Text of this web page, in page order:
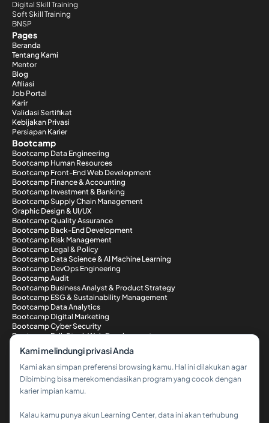
Digital Skill Training
Soft Skill Training
BNSP
Pages
Beranda
Tentang Kami
Mentor
Blog
Afiliasi
Job Portal
Karir
Validasi Sertifikat
Kebijakan Privasi
Persiapan Karier
Bootcamp
Bootcamp Data Engineering
Bootcamp Human Resources
Bootcamp Front-End Web Development
Bootcamp Finance & Accounting
Bootcamp Investment & Banking
Bootcamp Supply Chain Management
Graphic Design & UI/UX
Bootcamp Quality Assurance
Bootcamp Back-End Development
Bootcamp Risk Management
Bootcamp Legal & Policy
Bootcamp Data Science & AI Machine Learning
Bootcamp DevOps Engineering
Bootcamp Audit
Bootcamp Business Analyst & Product Strategy
Bootcamp ESG & Sustainability Management
Bootcamp Data Analytics
Bootcamp Digital Marketing
Bootcamp Cyber Security
Bootcamp Full-Stack Web Development
Metode Pembayaran
Kami melindungi privasi Anda
Kami akan simpan preferensi browsing kamu. Hal ini dilakukan agar
Dibimbing bisa merekomendasikan program yang cocok dengan
karier impian kamu.
Kalau kamu punya akun Learning Center, data ini akan terhubung